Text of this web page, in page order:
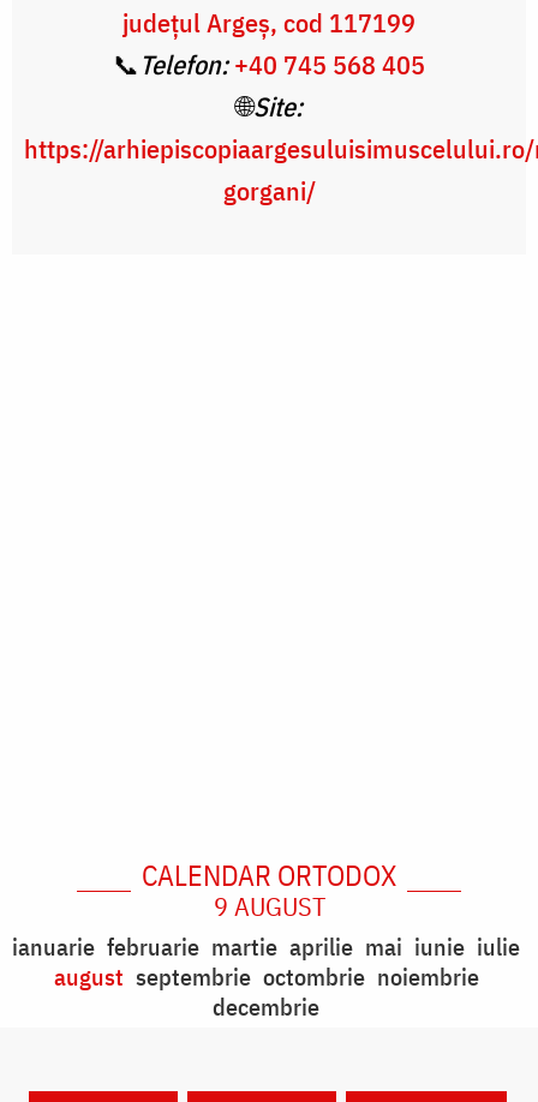
județul Argeș, cod 117199
📞 Telefon: +40 745 568 405
🌐Site:
https://
gorgani/
CALENDAR ORTODOX
9 AUGUST
ianuarie februarie martie aprilie mai iunie iulie
august septembrie octombrie noiembrie
decembrie